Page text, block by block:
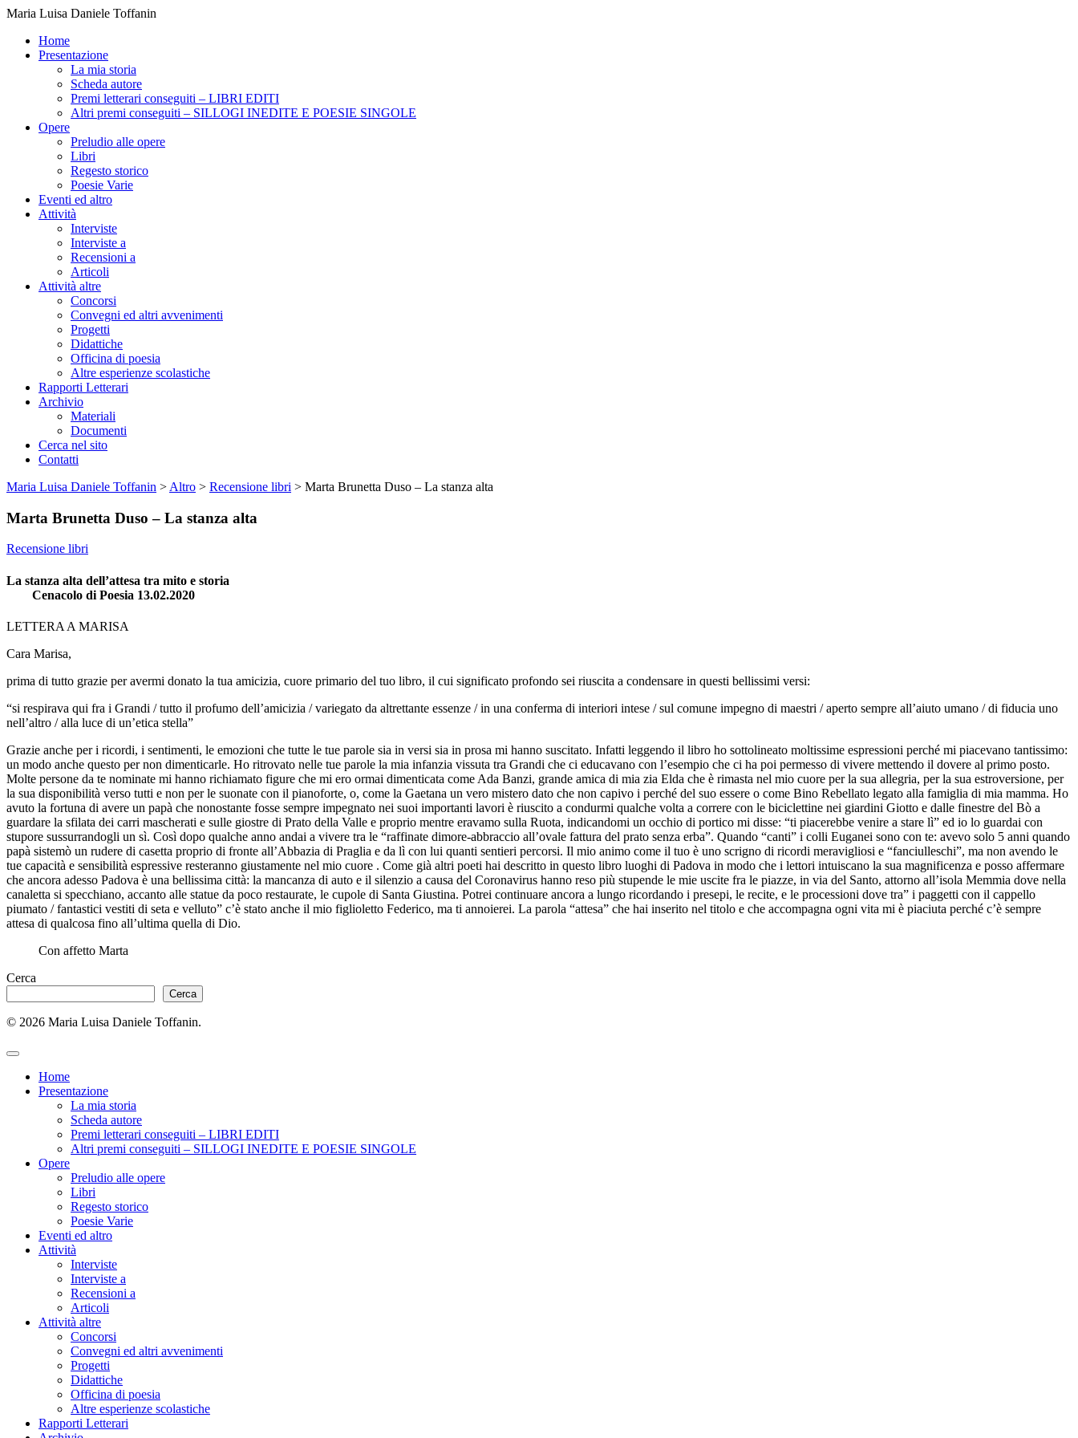
Maria Luisa Daniele Toffanin
Home
Presentazione
La mia storia
Scheda autore
Premi letterari conseguiti – LIBRI EDITI
Altri premi conseguiti – SILLOGI INEDITE E POESIE SINGOLE
Opere
Preludio alle opere
Libri
Regesto storico
Poesie Varie
Eventi ed altro
Attività
Interviste
Interviste a
Recensioni a
Articoli
Attività altre
Concorsi
Convegni ed altri avvenimenti
Progetti
Didattiche
Officina di poesia
Altre esperienze scolastiche
Rapporti Letterari
Archivio
Materiali
Documenti
Cerca nel sito
Contatti
Maria Luisa Daniele Toffanin > Altro > Recensione libri > Marta Brunetta Duso – La stanza alta
Marta Brunetta Duso – La stanza alta
Recensione libri
La stanza alta dell’attesa tra mito e storia
Cenacolo di Poesia 13.02.2020
LETTERA A MARISA
Cara Marisa,
prima di tutto grazie per avermi donato la tua amicizia, cuore primario del tuo libro, il cui significato profondo sei riuscita a condensare in questi bellissimi versi:
“si respirava qui fra i Grandi / tutto il profumo dell’amicizia / variegato da altrettante essenze / in una conferma di interiori intese / sul comune impegno di maestri / aperto sempre all’aiuto umano / di fiducia uno
nell’altro / alla luce di un’etica stella”
Grazie anche per i ricordi, i sentimenti, le emozioni che tutte le tue parole sia in versi sia in prosa mi hanno suscitato. Infatti leggendo il libro ho sottolineato moltissime espressioni perché mi piacevano tantissimo:
un modo anche questo per non dimenticarle. Ho ritrovato nelle tue parole la mia infanzia vissuta tra Grandi che ci educavano con l’esempio che ci ha poi permesso di vivere mettendo il dovere al primo posto.
Molte persone da te nominate mi hanno richiamato figure che mi ero ormai dimenticata come Ada Banzi, grande amica di mia zia Elda che è rimasta nel mio cuore per la sua allegria, per la sua estroversione, per
la sua disponibilità verso tutti e non per le suonate con il pianoforte, o, come la Gaetana un vero mistero dato che non capivo i perché del suo essere o come Bino Rebellato legato alla famiglia di mia mamma. Ho
avuto la fortuna di avere un papà che nonostante fosse sempre impegnato nei suoi importanti lavori è riuscito a condurmi qualche volta a correre con le biciclettine nei giardini Giotto e dalle finestre del Bò a
guardare la sfilata dei carri mascherati e sulle giostre di Prato della Valle e proprio mentre eravamo sulla Ruota, indicandomi un occhio di portico mi disse: “ti piacerebbe venire a stare lì” ed io lo guardai con
stupore sussurrandogli un sì. Così dopo qualche anno andai a vivere tra le “raffinate dimore-abbraccio all’ovale fattura del prato senza erba”. Quando “canti” i colli Euganei sono con te: avevo solo 5 anni quando
papà sistemò un rudere di casetta proprio di fronte all’Abbazia di Praglia e da lì con lui quanti sentieri percorsi. Il mio animo come il tuo è uno scrigno di ricordi meravigliosi e “fanciulleschi”, ma non avendo le
tue capacità e sensibilità espressive resteranno giustamente nel mio cuore . Come già altri poeti hai descritto in questo libro luoghi di Padova in modo che i lettori intuiscano la sua magnificenza e posso affermare
che ancora adesso Padova è una bellissima città: la mancanza di auto e il silenzio a causa del Coronavirus hanno reso più stupende le mie uscite fra le piazze, in via del Santo, attorno all’isola Memmia dove nella
canaletta si specchiano, accanto alle statue da poco restaurate, le cupole di Santa Giustina. Potrei continuare ancora a lungo ricordando i presepi, le recite, e le processioni dove tra” i paggetti con il cappello
piumato / fantastici vestiti di seta e velluto” c’è stato anche il mio figlioletto Federico, ma ti annoierei. La parola “attesa” che hai inserito nel titolo e che accompagna ogni vita mi è piaciuta perché c’è sempre
attesa di qualcosa fino all’ultima quella di Dio.
Con affetto Marta
Cerca
Cerca
© 2026 Maria Luisa Daniele Toffanin.
Home
Presentazione
La mia storia
Scheda autore
Premi letterari conseguiti – LIBRI EDITI
Altri premi conseguiti – SILLOGI INEDITE E POESIE SINGOLE
Opere
Preludio alle opere
Libri
Regesto storico
Poesie Varie
Eventi ed altro
Attività
Interviste
Interviste a
Recensioni a
Articoli
Attività altre
Concorsi
Convegni ed altri avvenimenti
Progetti
Didattiche
Officina di poesia
Altre esperienze scolastiche
Rapporti Letterari